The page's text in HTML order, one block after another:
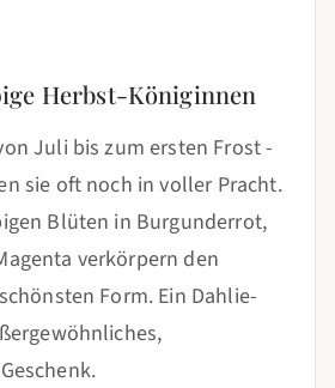
Herbst-Königinnen
Juli bis zum ersten Frost -
sie oft noch in voller Pracht.
Blüten in Burgunderrot,
verkörpern den
Form. Ein Dahlie-